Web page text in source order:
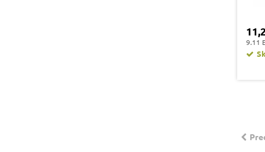
9.11